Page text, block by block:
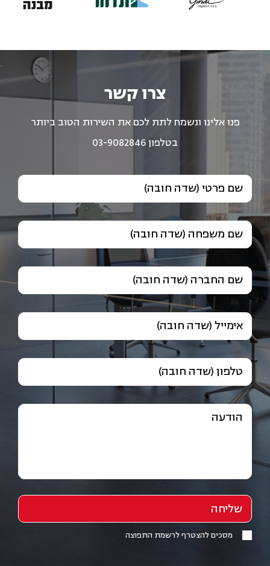
צרו קשר
פנו אלינו ונשמח לתת לכם את השירות הטוב ביותר
בטלפון 03-9082846
שם פרטי (שדה חובה)
שם משפחה (שדה חובה)
שם החברה (שדה חובה)
אימייל (שדה חובה)
טלפון (שדה חובה)
הודעה
מסכים להצטרף לרשמת התפוצה